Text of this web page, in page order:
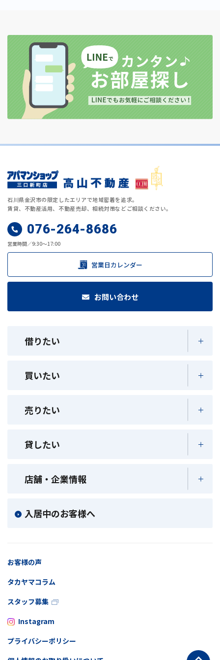
石川県金沢市の限定したエリアで地域密着を追求。
賃貸、不動産活用、不動産売却、相続対策などご相談ください。
076-264-8686
営業時間／9:30～17:00
営業日カレンダー
お問い合わせ
借りたい
買いたい
売りたい
貸したい
店舗・企業情報
入居中のお客様へ
お客様の声
タカヤマコラム
スタッフ募集
Instagram
プライバシーポリシー